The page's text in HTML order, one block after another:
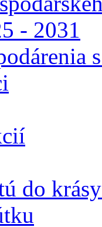
- 2031
do